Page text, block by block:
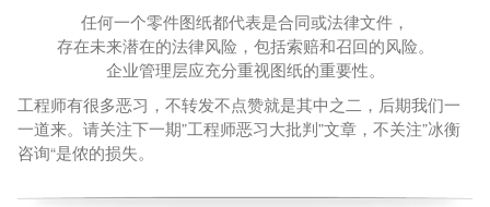
任何一个零件图纸都代表是合同或法律文件，
存在未来潜在的法律风险，包括索赔和召回的风险。
企业管理层应充分重视图纸的重要性。
工程师有很多恶习，不转发不点赞就是其中之二，后期我们一
一道来。请关注下一期”工程师恶习大批判”文章，不关注”冰衡
咨询“是侬的损失。